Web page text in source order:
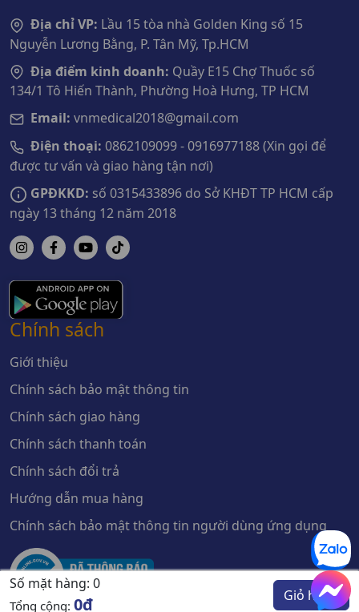
Số mặt hàng: 0
Tổng cộng: 0đ Giỏ hàng
Địa chỉ VP: Lầu 15 tòa nhà Golden King số 15
Nguyễn Lương Bằng, P. Tân Mỹ, Tp.HCM
Địa điểm kinh doanh: Quầy E15 Chợ Thuốc số
134/1 Tô Hiến Thành, Phường Hoà Hưng, TP HCM
Email: vnmedical2018@gmail.com
Điện thoại: 0862109099 - 0916977188 (Xin gọi để
được tư vấn và giao hàng tận nơi)
GPĐKKD: số 0315433896 do Sở KHĐT TP HCM cấp
ngày 13 tháng 12 năm 2018
Chính sách
Giới thiệu
Chính sách bảo mật thông tin
Chính sách giao hàng
Chính sách thanh toán
Chính sách đổi trả
Hướng dẫn mua hàng
Chính sách bảo mật thông tin người dùng ứng dụng